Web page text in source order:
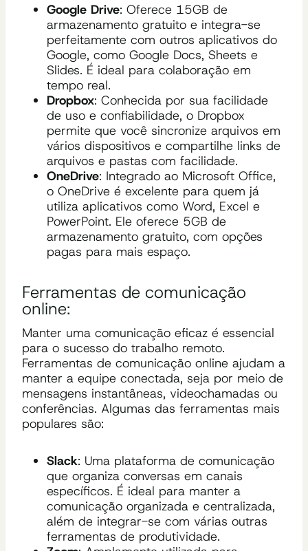
Google Drive: Oferece 15GB de
armazenamento gratuito e integra-se
perfeitamente com outros aplicativos do
Google, como Google Docs, Sheets e
Slides. É ideal para colaboração em
tempo real.
Dropbox: Conhecida por sua facilidade
de uso e confiabilidade, o Dropbox
permite que você sincronize arquivos em
vários dispositivos e compartilhe links de
arquivos e pastas com facilidade.
OneDrive: Integrado ao Microsoft Office,
o OneDrive é excelente para quem já
utiliza aplicativos como Word, Excel e
PowerPoint. Ele oferece 5GB de
armazenamento gratuito, com opções
pagas para mais espaço.
Ferramentas de comunicação
online:
Manter uma comunicação eficaz é essencial
para o sucesso do trabalho remoto.
Ferramentas de comunicação online ajudam a
manter a equipe conectada, seja por meio de
mensagens instantâneas, videochamadas ou
conferências. Algumas das ferramentas mais
populares são:
Slack: Uma plataforma de comunicação
que organiza conversas em canais
específicos. É ideal para manter a
comunicação organizada e centralizada,
além de integrar-se com várias outras
ferramentas de produtividade.